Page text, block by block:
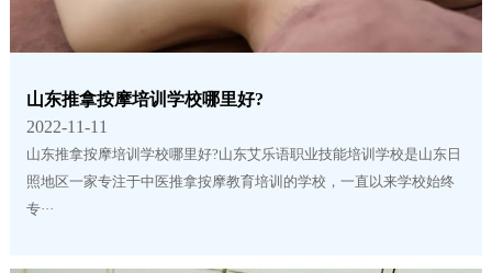
山东推拿按摩培训学校哪里好?
2022-11-11
山东推拿按摩培训学校哪里好?山东艾乐语职业技能培训学校是山东日
照地区一家专注于中医推拿按摩教育培训的学校，一直以来学校始终
专···